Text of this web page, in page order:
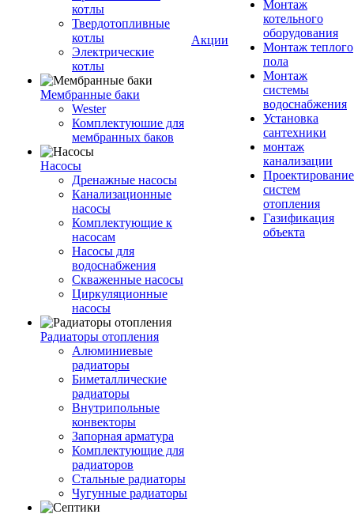
котлы
Твердотопливные
котлы
Электрические
котлы
Мембранные баки
Wester
Комплектуюшие для
мембранных баков
Насосы
Дренажные насосы
Канализационные
насосы
Комплектующие к
насосам
Насосы для
водоснабжения
Скваженные насосы
Циркуляционные
насосы
Радиаторы отопления
Алюминиевые
радиаторы
Биметаллические
радиаторы
Внутрипольные
конвекторы
Запорная арматура
Комплектующие для
радиаторов
Стальные радиаторы
Чугунные радиаторы
Акции
Монтаж
котельного
оборудования
Монтаж теплого
пола
Монтаж
системы
водоснабжения
Установка
сантехники
монтаж
канализации
Проектирование
систем
отопления
Газификация
объекта